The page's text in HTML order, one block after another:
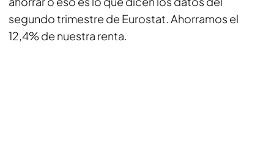
segundo trimestre de Eurostat. Ahorramos el
12,4% de nuestra renta.